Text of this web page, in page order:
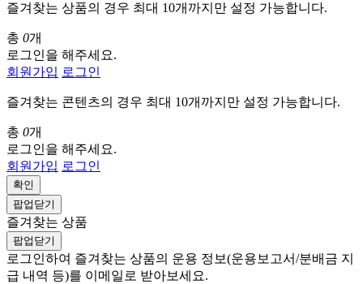
즐겨찾는 상품의 경우 최대 10개까지만 설정 가능합니다.
총 0개
로그인을 해주세요.
회원가입 로그인
즐겨찾는 콘텐츠의 경우 최대 10개까지만 설정 가능합니다.
총 0개
로그인을 해주세요.
회원가입 로그인
확인
팝업닫기
즐겨찾는 상품
팝업닫기
로그인하여 즐겨찾는 상품의 운용 정보(운용보고서/분배금 지
급 내역 등)를 이메일로 받아보세요.